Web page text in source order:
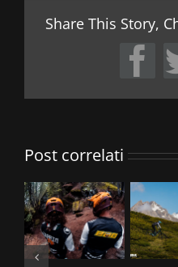
Share This Story,
Post correlati